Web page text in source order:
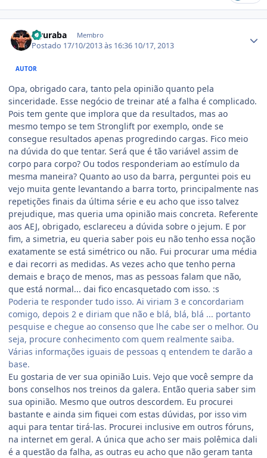
Hyuraba Membro
Postado 17/10/2013 às 16:36 10/17, 2013
AUTOR
Opa, obrigado cara, tanto pela opinião quanto pela
sinceridade. Esse negócio de treinar até a falha é complicado.
Pois tem gente que implora que da resultados, mas ao
mesmo tempo se tem Stronglift por exemplo, onde se
consegue resultados apenas progredindo cargas. Fico meio
na dúvida do que tentar. Será que é tão variável assim de
corpo para corpo? Ou todos responderiam ao estímulo da
mesma maneira? Quanto ao uso da barra, perguntei pois eu
vejo muita gente levantando a barra torto, principalmente nas
repetições finais da última série e eu acho que isso talvez
prejudique, mas queria uma opinião mais concreta. Referente
aos AEJ, obrigado, esclareceu a dúvida sobre o jejum. E por
fim, a simetria, eu queria saber pois eu não tenho essa noção
exatamente se está simétrico ou não. Fui procurar uma média
e dai recorri as medidas. As vezes acho que tenho perna
demais e braço de menos, mas as pessoas falam que não,
que está normal... dai fico encasquetado com isso. :s
Poderia te responder tudo isso. Ai viriam 3 e concordariam
comigo, depois 2 e diriam que não e blá, blá, blá ... portanto
pesquise e chegue ao consenso que lhe cabe ser o melhor. Ou
seja, procure conhecimento com quem realmente saiba.
Várias informações iguais de pessoas q entendem te darão a
base.
Eu gostaria de ver sua opinião Luis. Vejo que você sempre da
bons conselhos nos treinos da galera. Então queria saber sim
sua opinião. Mesmo que outros descordem. Eu procurei
bastante e ainda sim fiquei com estas dúvidas, por isso vim
aqui para tentar tirá-las. Procurei inclusive em outros fóruns,
na internet em geral. A única que acho ser mais polêmica dali
é a questão da falha, as outras eu acho que não geram tanta